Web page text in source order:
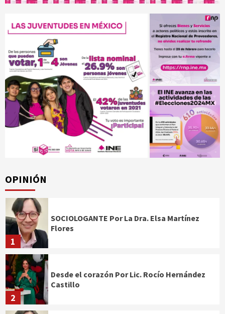
OPINIÓN
1
SOCIOLOGANTE Por La Dra. Elsa Martínez
Flores
2
Desde el corazón Por Lic. Rocío Hernández
Castillo